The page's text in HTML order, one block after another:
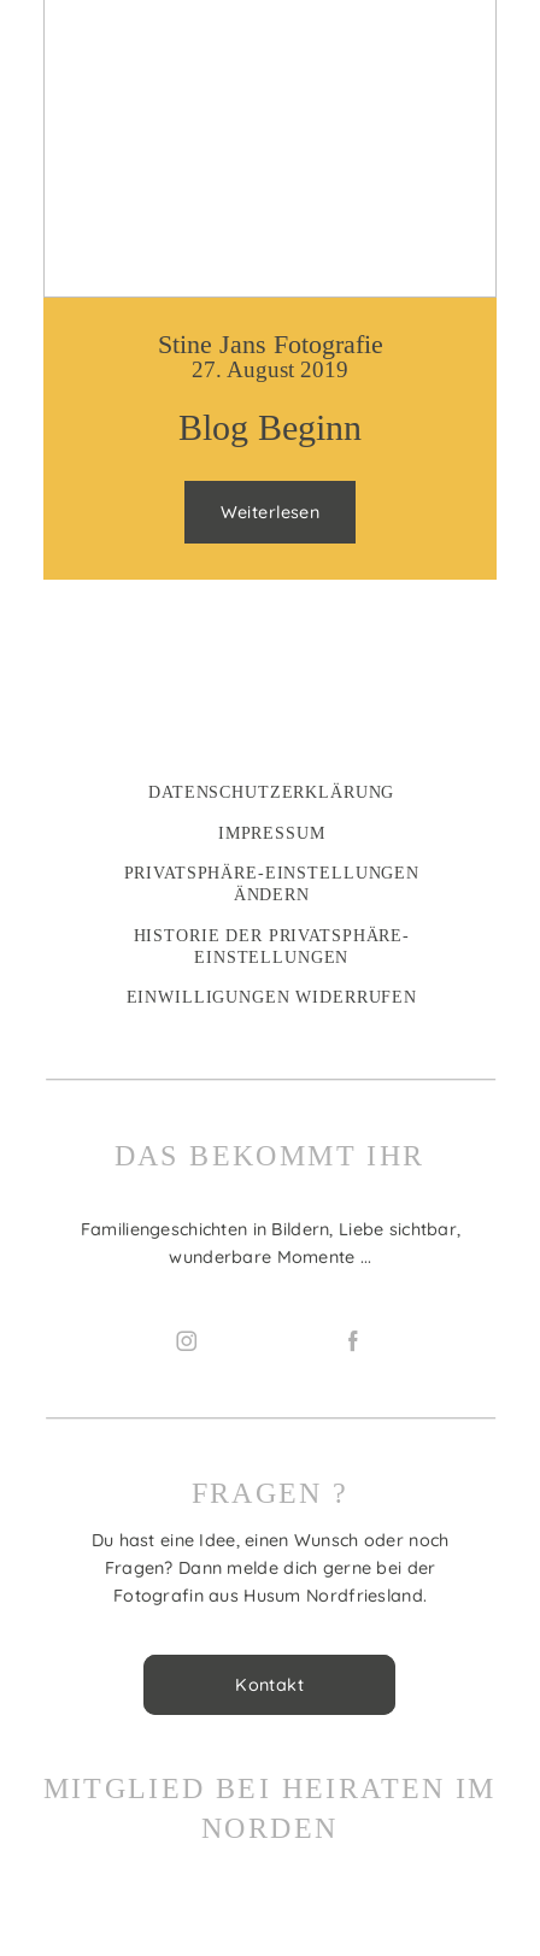
Stine Jans Fotografie
27. August 2019
Blog Beginn
Weiterlesen
FRAGEN ?
DAS BEKOMMT IHR
Du hast eine Idee, einen Wunsch oder noch
Fragen? Dann melde dich gerne bei der
Fotografin aus Husum Nordfriesland.
Familiengeschichten in Bildern, Liebe sichtbar,
wunderbare Momente ...
DATENSCHUTZERKLÄRUNG
IMPRESSUM
PRIVATSPHÄRE-EINSTELLUNGEN
ÄNDERN
HISTORIE DER PRIVATSPHÄRE-
EINSTELLUNGEN
EINWILLIGUNGEN WIDERRUFEN
Kontakt
MITGLIED BEI HEIRATEN IM
NORDEN